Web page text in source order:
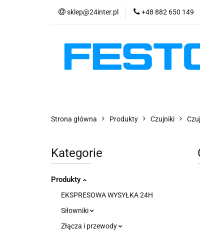
sklep@24inter.pl +48 882 650 149
PRODUKTY
Strona główna Produkty Czujniki
Kategorie
Produkty
EKSPRESOWA WYSYŁKA 24H
Siłowniki
Złącza i przewody